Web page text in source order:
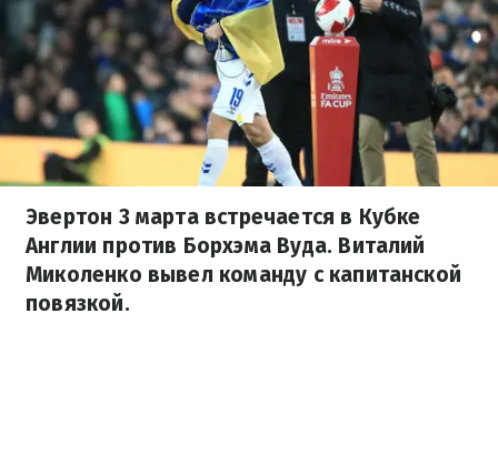
Эвертон 3 марта встречается в Кубке
Англии против Борхэма Вуда. Виталий
Миколенко вывел команду с капитанской
повязкой.